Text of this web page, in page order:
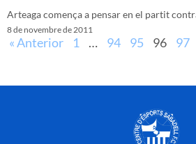
Arteaga comença a pensar en el partit
8 de novembre de 2011
« Anterior 1 … 94 95 96 97